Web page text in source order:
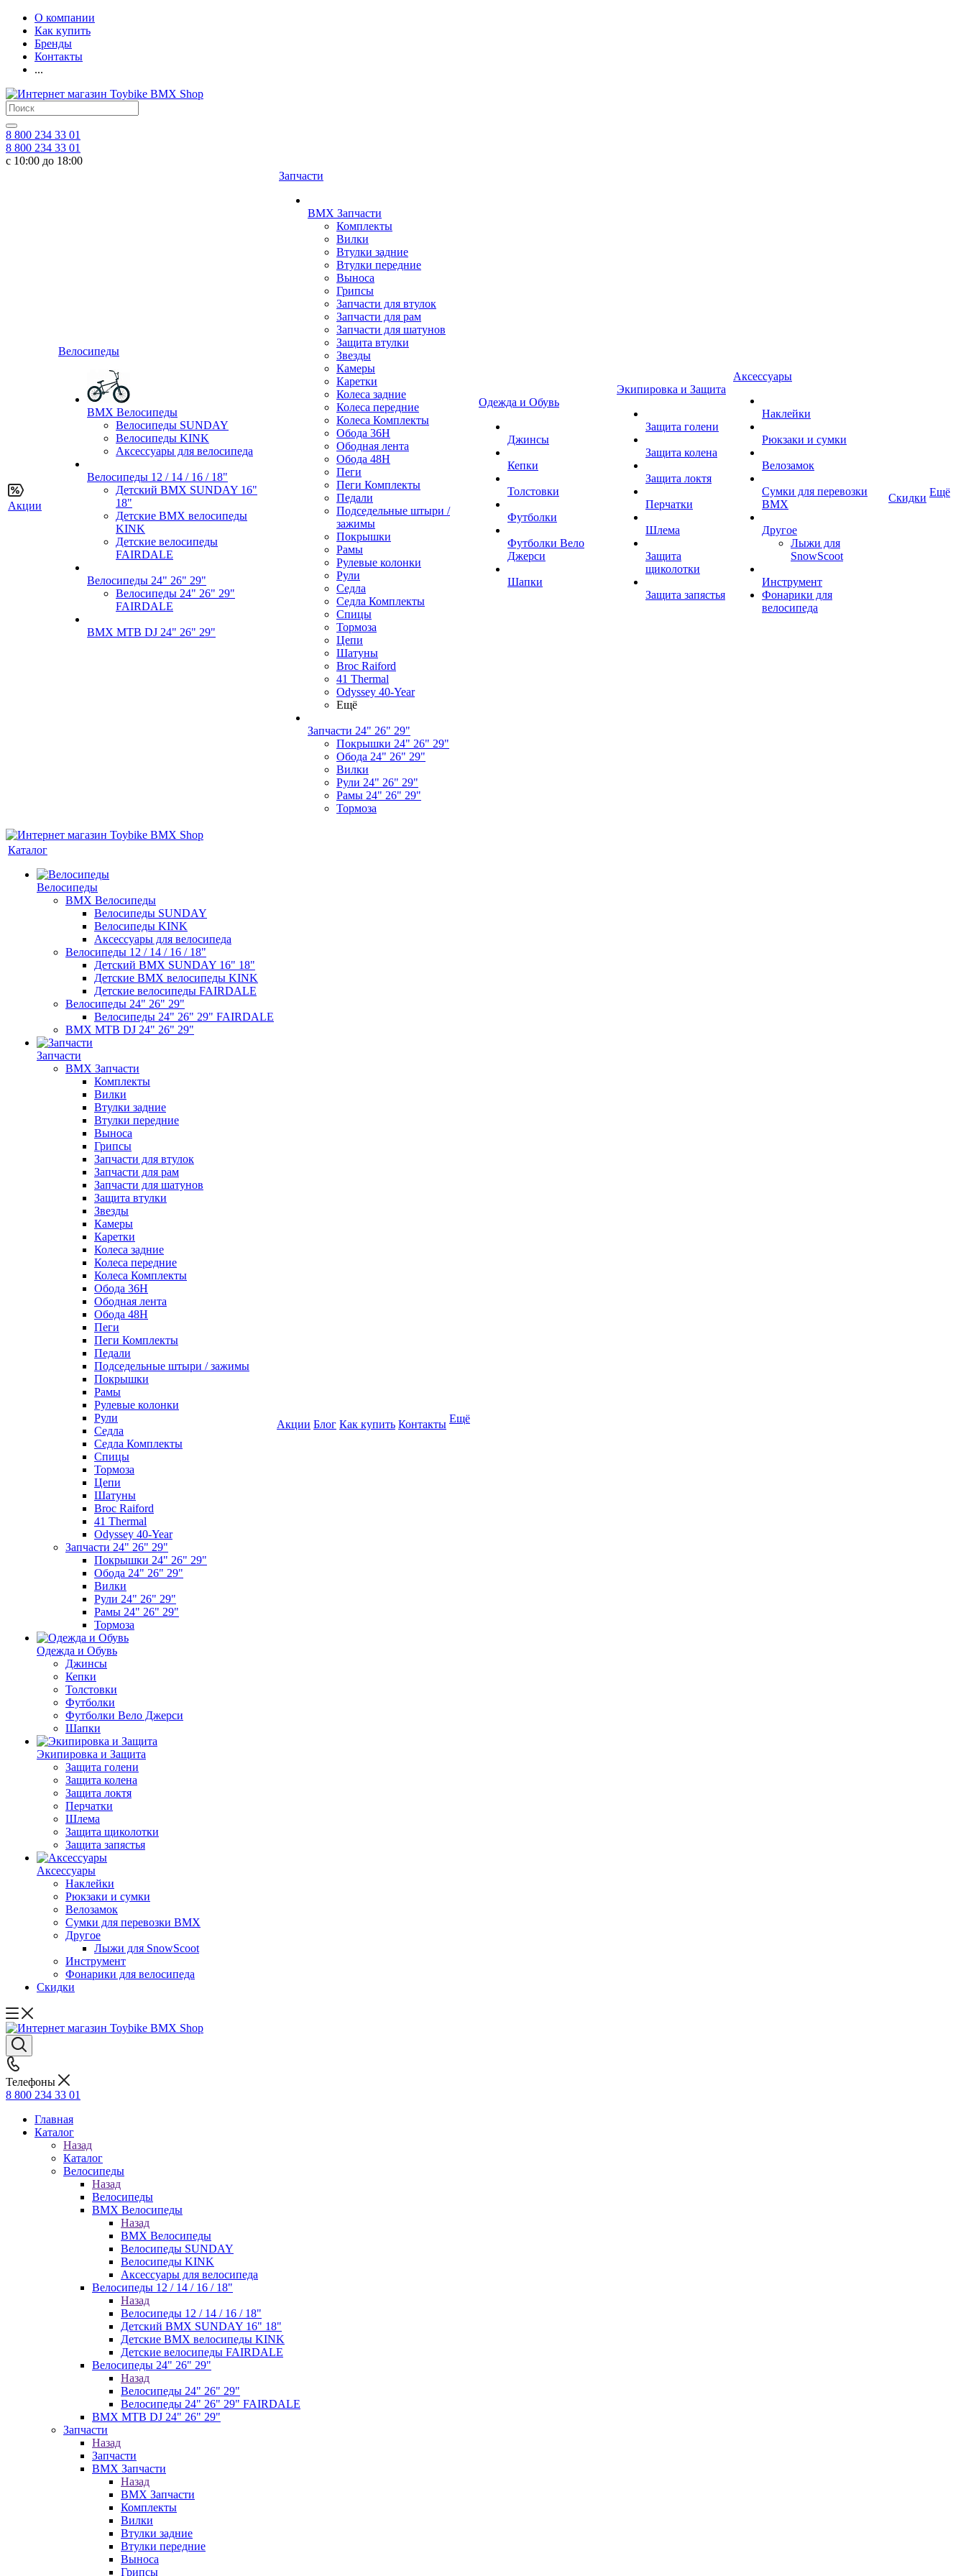
О компании
Как купить
Бренды
Контакты
...
8 800 234 33 01
8 800 234 33 01
с 10:00 до 18:00
Акции
Велосипеды
BMX Велосипеды
Велосипеды SUNDAY
Велосипеды KINK
Аксессуары для велосипеда
Велосипеды 12 / 14 / 16 / 18"
Детский BMX SUNDAY 16"
18"
Детские BMX велосипеды
KINK
Детские велосипеды
FAIRDALE
Велосипеды 24" 26" 29"
Велосипеды 24" 26" 29"
FAIRDALE
BMX MTB DJ 24" 26" 29"
Запчасти
BMX Запчасти
Комплекты
Вилки
Втулки задние
Втулки передние
Выноса
Грипсы
Запчасти для втулок
Запчасти для рам
Запчасти для шатунов
Защита втулки
Звезды
Камеры
Каретки
Колеса задние
Колеса передние
Колеса Комплекты
Обода 36H
Ободная лента
Обода 48H
Пеги
Пеги Комплекты
Педали
Подседельные штыри /
зажимы
Покрышки
Рамы
Рулевые колонки
Рули
Седла
Седла Комплекты
Спицы
Тормоза
Цепи
Шатуны
Broc Raiford
41 Thermal
Odyssey 40-Year
Ещё
Запчасти 24" 26" 29"
Покрышки 24" 26" 29"
Обода 24" 26" 29"
Вилки
Рули 24" 26" 29"
Рамы 24" 26" 29"
Тормоза
Одежда и Обувь
Джинсы
Кепки
Толстовки
Футболки
Футболки Вело
Джерси
Шапки
Экипировка и Защита
Защита голени
Защита колена
Защита локтя
Перчатки
Шлема
Защита
щиколотки
Защита запястья
Аксессуары
Наклейки
Рюкзаки и сумки
Велозамок
Сумки для перевозки
BMX
Другое
Лыжи для
SnowScoot
Инструмент
Фонарики для
велосипеда
Скидки Ещё
Каталог
Велосипеды
BMX Велосипеды
Велосипеды SUNDAY
Велосипеды KINK
Аксессуары для велосипеда
Велосипеды 12 / 14 / 16 / 18"
Детский BMX SUNDAY 16" 18"
Детские BMX велосипеды KINK
Детские велосипеды FAIRDALE
Велосипеды 24" 26" 29"
Велосипеды 24" 26" 29" FAIRDALE
BMX MTB DJ 24" 26" 29"
Запчасти
BMX Запчасти
Комплекты
Вилки
Втулки задние
Втулки передние
Выноса
Грипсы
Запчасти для втулок
Запчасти для рам
Запчасти для шатунов
Защита втулки
Звезды
Камеры
Каретки
Колеса задние
Колеса передние
Колеса Комплекты
Обода 36H
Ободная лента
Обода 48H
Пеги
Пеги Комплекты
Педали
Подседельные штыри / зажимы
Покрышки
Рамы
Рулевые колонки
Рули
Седла
Седла Комплекты
Спицы
Тормоза
Цепи
Шатуны
Broc Raiford
41 Thermal
Odyssey 40-Year
Запчасти 24" 26" 29"
Покрышки 24" 26" 29"
Обода 24" 26" 29"
Вилки
Рули 24" 26" 29"
Рамы 24" 26" 29"
Тормоза
Одежда и Обувь
Джинсы
Кепки
Толстовки
Футболки
Футболки Вело Джерси
Шапки
Экипировка и Защита
Защита голени
Защита колена
Защита локтя
Перчатки
Шлема
Защита щиколотки
Защита запястья
Аксессуары
Наклейки
Рюкзаки и сумки
Велозамок
Сумки для перевозки BMX
Другое
Лыжи для SnowScoot
Инструмент
Фонарики для велосипеда
Скидки
Акции Блог Как купить Контакты Ещё
Телефоны
8 800 234 33 01
Главная
Каталог
Назад
Каталог
Велосипеды
Назад
Велосипеды
BMX Велосипеды
Назад
BMX Велосипеды
Велосипеды SUNDAY
Велосипеды KINK
Аксессуары для велосипеда
Велосипеды 12 / 14 / 16 / 18"
Назад
Велосипеды 12 / 14 / 16 / 18"
Детский BMX SUNDAY 16" 18"
Детские BMX велосипеды KINK
Детские велосипеды FAIRDALE
Велосипеды 24" 26" 29"
Назад
Велосипеды 24" 26" 29"
Велосипеды 24" 26" 29" FAIRDALE
BMX MTB DJ 24" 26" 29"
Запчасти
Назад
Запчасти
BMX Запчасти
Назад
BMX Запчасти
Комплекты
Вилки
Втулки задние
Втулки передние
Выноса
Грипсы